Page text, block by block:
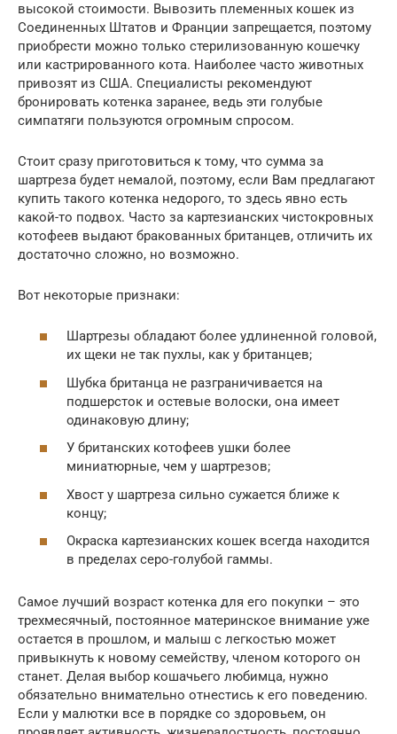
высокой стоимости. Вывозить племенных кошек из
Соединенных Штатов и Франции запрещается, поэтому
приобрести можно только стерилизованную кошечку
или кастрированного кота. Наиболее часто животных
привозят из США. Специалисты рекомендуют
бронировать котенка заранее, ведь эти голубые
симпатяги пользуются огромным спросом.
Стоит сразу приготовиться к тому, что сумма за
шартреза будет немалой, поэтому, если Вам предлагают
купить такого котенка недорого, то здесь явно есть
какой-то подвох. Часто за картезианских чистокровных
котофеев выдают бракованных британцев, отличить их
достаточно сложно, но возможно.
Вот некоторые признаки:
Шартрезы обладают более удлиненной головой,
их щеки не так пухлы, как у британцев;
Шубка британца не разграничивается на
подшерсток и остевые волоски, она имеет
одинаковую длину;
У британских котофеев ушки более
миниатюрные, чем у шартрезов;
Хвост у шартреза сильно сужается ближе к
концу;
Окраска картезианских кошек всегда находится
в пределах серо-голубой гаммы.
Самое лучший возраст котенка для его покупки – это
трехмесячный, постоянное материнское внимание уже
остается в прошлом, и малыш с легкостью может
привыкнуть к новому семейству, членом которого он
станет. Делая выбор кошачьего любимца, нужно
обязательно внимательно отнестись к его поведению.
Если у малютки все в порядке со здоровьем, он